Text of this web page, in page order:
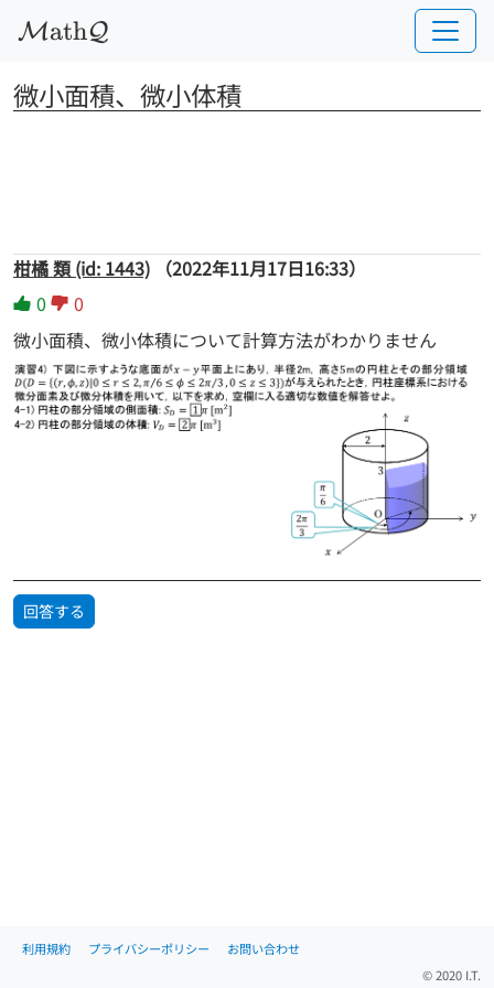
MathQ
微小面積、微小体積
柑橘 類 (id: 1443)
（2022年11月17日16:33）
0
0
微小面積、微小体積について計算方法がわかりません
回答する
利用規約 プライバシーポリシー
お問い合わせ
© 2020 I.T.